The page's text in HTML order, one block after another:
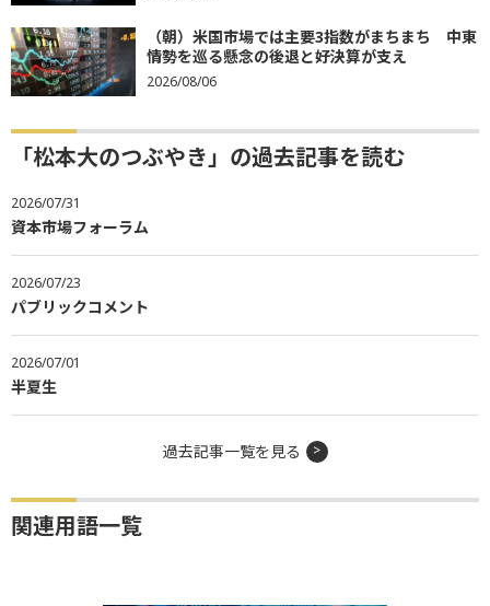
（朝）米国市場では主要3指数がまちまち 中東
情勢を巡る懸念の後退と好決算が支え
2026/08/06
「松本大のつぶやき」の過去記事を読む
2026/07/31
資本市場フォーラム
2026/07/23
パブリックコメント
2026/07/01
半夏生
過去記事一覧を見る
関連用語一覧